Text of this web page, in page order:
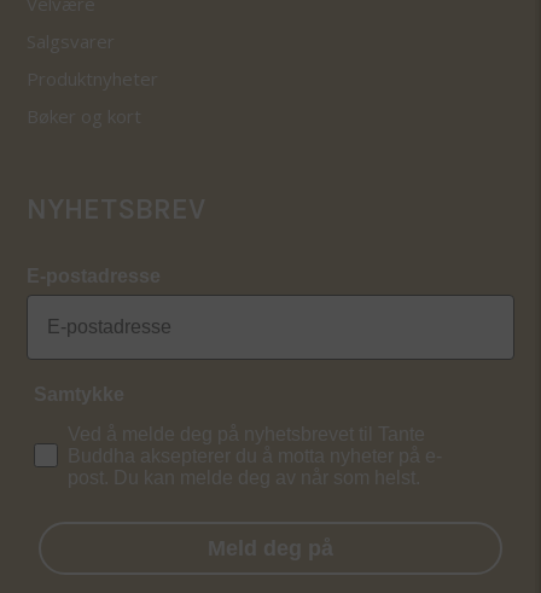
Salgsvarer
Produktnyheter
Bøker og kort
NYHETSBREV
E-postadresse
Samtykke
Ved å melde deg på nyhetsbrevet til Tante
Buddha aksepterer du å motta nyheter på e-
post. Du kan melde deg av når som helst.
Meld deg på